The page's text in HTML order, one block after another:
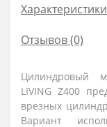
Характеристики
Отзывов (0)
Цилиндровый
LIVING Z400
врезных
Вариант